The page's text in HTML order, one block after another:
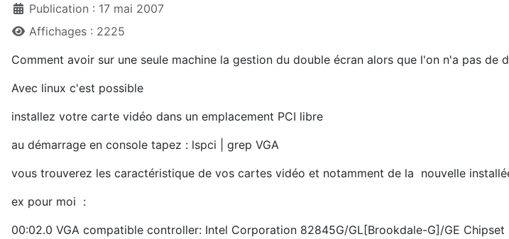
Publication : 17 mai 2007
Affichages : 2225
Comment avoir sur une seule machine la gestion du double écran alors que l'on n'a pas de
Avec linux c'est possible
installez votre carte vidéo dans un emplacement PCI libre
au démarrage en console tapez : lspci | grep VGA
vous trouverez les caractéristique de vos cartes vidéo et notamment de la nouvelle
ex pour moi :
00:02.0 VGA compatible controller: Intel Corporation 82845G/GL[Brookdale-G]/GE